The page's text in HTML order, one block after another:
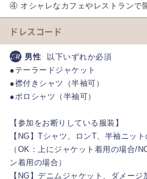
④ オシャレなカフェやレストランで
ドレスコード
男性
以下いずれか必須
●テーラードジャケット
●襟付きシャツ（半袖可）
●ポロシャツ（半袖可）
【参加をお断りしている服装】
【NG】Tシャツ、ロンT、半袖ニッ
（OK：上にジャケット着用の場合/
ン着用の場合）
【NG】デニムジャケット、ダメー